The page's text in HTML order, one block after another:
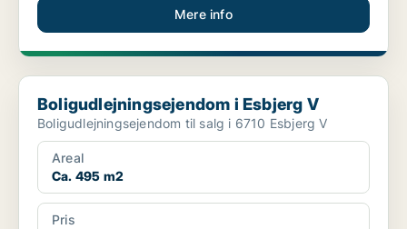
Mere info
Boligudlejningsejendom i Esbjerg V
Boligudlejningsejendom i Esbjerg V
Boligudlejningsejendom til salg i 6710 Esbjerg V
Areal
Ca. 495 m2
Pris